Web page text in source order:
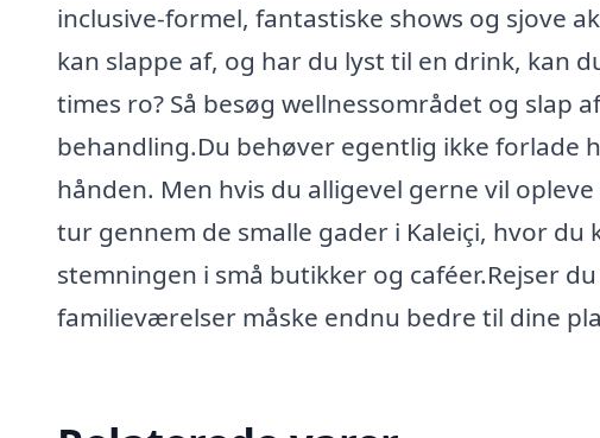
inclusive-formel, fantastiske shows og sjove
kan slappe af, og har du lyst til en drink, kan
times ro? Så besøg wellnessområdet og slap
behandling.Du behøver egentlig ikke forlade
hånden. Men hvis du alligevel gerne vil
tur gennem de smalle gader i Kaleiçi, hvor
stemningen i små butikker og caféer.Rejser
familieværelser måske endnu bedre til dine